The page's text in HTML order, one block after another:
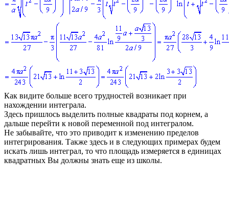
Как видите больше всего трудностей возникает при
нахождении интеграла.
Здесь пришлось выделить полные квадраты под корнем, а
дальше перейти к новой переменной под интегралом.
Не забывайте, что это приводит к изменению пределов
интегрирования. Также здесь и в следующих примерах будем
искать лишь интеграл, то что площадь измеряется в единицах
квадратных Вы должны знать еще из школы.